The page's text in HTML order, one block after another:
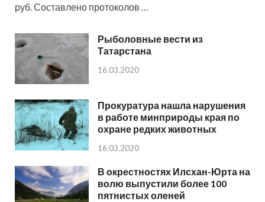
руб. Составлено протоколов …
Рыболовные вести из
Татарстана
16.03.2020
Прокуратура нашла нарушения
в работе минприроды края по
охране редких животных
16.03.2020
В окрестностях Илсхан-Юрта на
волю выпустили более 100
пятнистых оленей